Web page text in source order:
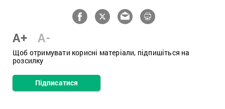
A+ A-
Щоб отримувати корисні матеріали, підпишіться на
розсилку
Підписатися